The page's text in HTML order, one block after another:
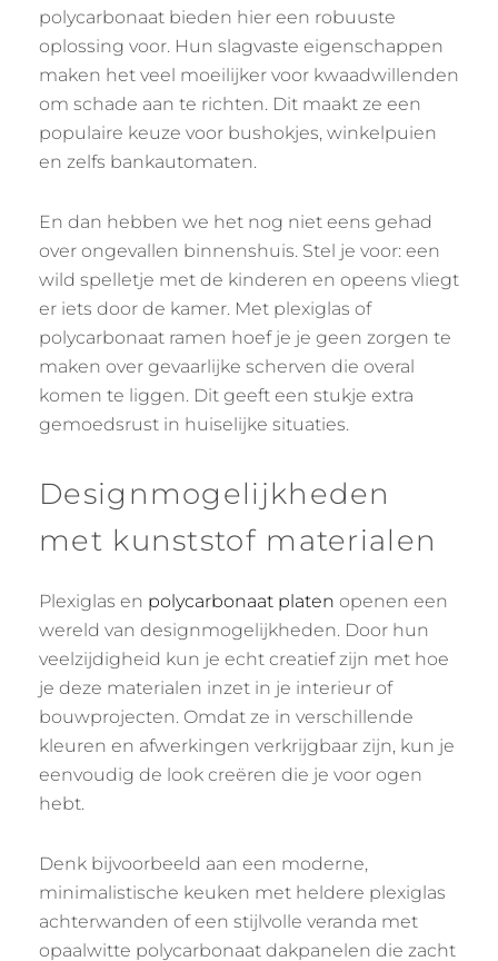
polycarbonaat bieden hier een robuuste
oplossing voor. Hun slagvaste eigenschappen
maken het veel moeilijker voor kwaadwillenden
om schade aan te richten. Dit maakt ze een
populaire keuze voor bushokjes, winkelpuien
en zelfs bankautomaten.
En dan hebben we het nog niet eens gehad
over ongevallen binnenshuis. Stel je voor: een
wild spelletje met de kinderen en opeens vliegt
er iets door de kamer. Met plexiglas of
polycarbonaat ramen hoef je je geen zorgen te
maken over gevaarlijke scherven die overal
komen te liggen. Dit geeft een stukje extra
gemoedsrust in huiselijke situaties.
Designmogelijkheden
met kunststof materialen
Plexiglas en polycarbonaat platen openen een
wereld van designmogelijkheden. Door hun
veelzijdigheid kun je echt creatief zijn met hoe
je deze materialen inzet in je interieur of
bouwprojecten. Omdat ze in verschillende
kleuren en afwerkingen verkrijgbaar zijn, kun je
eenvoudig de look creëren die je voor ogen
hebt.
Denk bijvoorbeeld aan een moderne,
minimalistische keuken met heldere plexiglas
achterwanden of een stijlvolle veranda met
opaalwitte polycarbonaat dakpanelen die zacht